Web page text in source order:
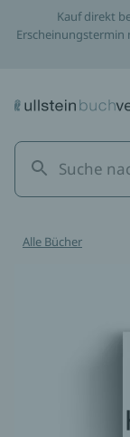
Kauf direkt
Erscheinungstermin
Alle Bücher